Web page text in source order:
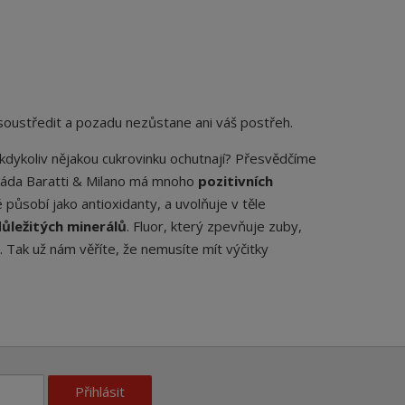
a pozadu nezůstane ani váš postřeh.
nějakou cukrovinku ochutnají? Přesvědčíme
Baratti & Milano má mnoho pozitivních
jako antioxidanty, a uvolňuje v těle
minerálů. Fluor, který zpevňuje zuby,
. Tak už nám věříte, že nemusíte mít výčitky
Přihlásit